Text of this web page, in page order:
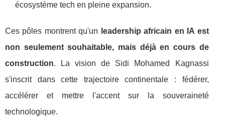
écosystème tech en pleine expansion.
Ces pôles montrent qu'un
leadership africain en IA est
non seulement souhaitable, mais déjà en cours de
construction. La vision de Sidi Mohamed Kagnassi
s'inscrit dans cette trajectoire continentale : fédérer,
accélérer et mettre l'accent sur la souveraineté
technologique.